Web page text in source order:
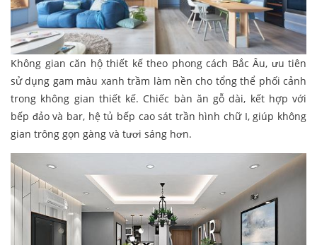
Không gian căn hộ thiết kế theo phong cách Bắc Âu, ưu tiên
sử dụng gam màu xanh trầm làm nền cho tổng thể phối cảnh
trong không gian thiết kế. Chiếc bàn ăn gỗ dài, kết hợp với
bếp đảo và bar, hệ tủ bếp cao sát trần hình chữ I, giúp không
gian trông gọn gàng và tươi sáng hơn.